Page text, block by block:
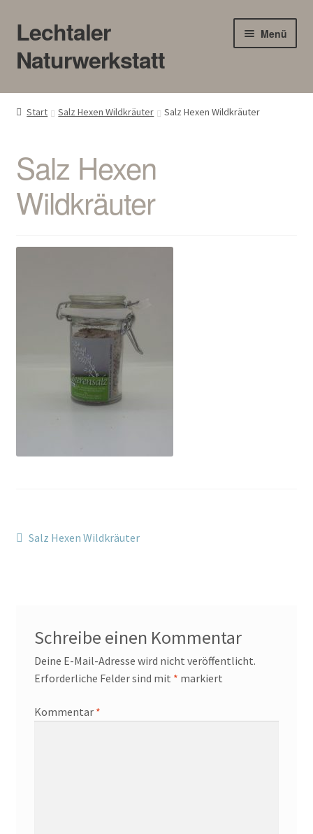
Zur
Navigation
springen
Zum
Inhalt
springen
Lechtaler
Naturwerkstatt
Menü
HOME
Touren/Workshops
Märkte
Kontakt/Anfahrt
Start Salz Hexen Wildkräuter Salz Hexen Wildkräuter
Salz Hexen
Wildkräuter
Beitragsnavigation
Vorheriger
Salz Hexen Wildkräuter
Schreibe einen Kommentar
Deine E-Mail-Adresse wird nicht veröffentlicht.
Erforderliche Felder sind mit * markiert
Kommentar *